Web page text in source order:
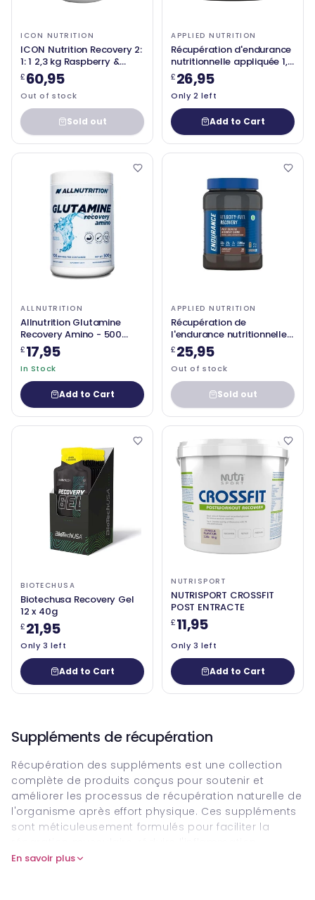
ICON NUTRITION
ICON Nutrition Recovery 2:
1: 1 2,3 kg Raspberry &
Apple
£60,95
Out of stock
Sold out
APPLIED NUTRITION
Récupération d'endurance
nutritionnelle appliquée 1,5
kg
£26,95
Only 2 left
Add to Cart
ALLNUTRITION
Allnutrition Glutamine
Recovery Amino - 500
grammes
£17,95
In Stock
Add to Cart
APPLIED NUTRITION
Récupération de
l'endurance nutritionnelle
appliquée - 1500
grammes
£25,95
Out of stock
Sold out
BIOTECHUSA
Biotechusa Recovery Gel
12 x 40g
£21,95
Only 3 left
Add to Cart
NUTRISPORT
NUTRISPORT CROSSFIT
POST ENTRACTE
£11,95
Only 3 left
Add to Cart
Suppléments de récupération
Récupération des suppléments est une collection
complète de produits conçus pour soutenir et
améliorer les processus de récupération naturelle de
l'organisme après effort physique. Ces suppléments
sont méticuleusement formulés pour faciliter la
reconstituer les magasins d'énergie et améliorer le
En savoir plus